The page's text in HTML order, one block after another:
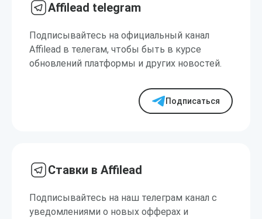
Affilead telegram
Подписывайтесь на официальный канал
Affilead в телегам, чтобы быть в курсе
обновлений платформы и других новостей.
Подписаться
Ставки в Affilead
Подписывайтесь на наш телеграм канал с
уведомлениями о новых офферах и